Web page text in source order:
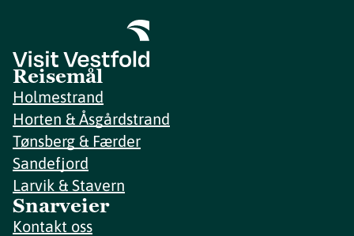
Reisemål
Holmestrand
Horten & Åsgårdstrand
Tønsberg & Færder
Sandefjord
Larvik & Stavern
Snarveier
Kontakt oss